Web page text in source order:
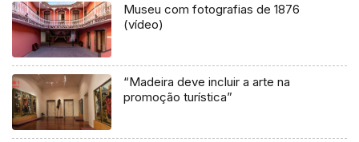
Museu com fotografias de 1876
(vídeo)
“Madeira deve incluir a arte na
promoção turística”